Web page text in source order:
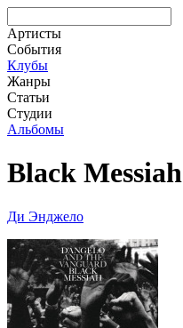
Артисты
События
Клубы
Жанры
Статьи
Студии
Альбомы
Black Messiah
Ди Энджело